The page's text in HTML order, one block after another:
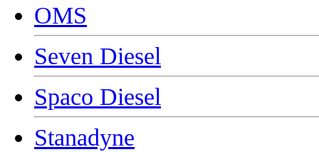
OMS
Seven Diesel
Spaco Diesel
Stanadyne